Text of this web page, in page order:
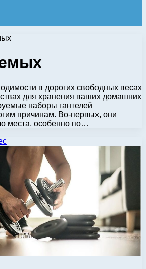
в дорогих свободных весах
для хранения ваших домашних
наборы гантелей
причинам. Во-первых, они
места, особенно по…